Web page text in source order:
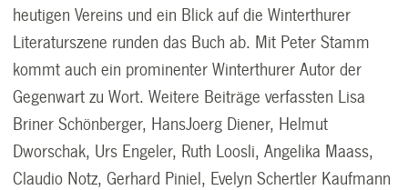
heutigen Vereins und ein Blick auf die Winterthurer
Literaturszene runden das Buch ab. Mit Peter Stamm
kommt auch ein prominenter Winterthurer Autor der
Gegenwart zu Wort. Weitere Beiträge verfassten Lisa
Briner Schönberger, HansJoerg Diener, Helmut
Dworschak, Urs Engeler, Ruth Loosli, Angelika Maass,
Claudio Notz, Gerhard Piniel, Evelyn Schertler Kaufmann